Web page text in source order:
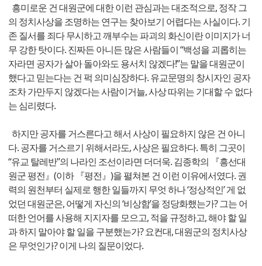
흥미로운 건 대원군에 대한 이런 관심과는 대조적으로, 정작 그
의 정치사상을 조명하는 연구는 찾아보기 어렵다는 사실이다. 기
존 질서를 죄다 무시하고 깨부수는 파괴의 화신이란 이미지가 너
무 강한 탓이다. 진짜든 아니든 많은 사람들이 “백성을 괴롭히는
자라면 공자가 살아 돌아와도 용서치 않겠다!”는 말을 대원군이
했다고 믿는다는 건 퍽 의미심장하다. 유교문명의 창시자인 공자
조차 가만두지 않겠다는 사람이거늘, 사상 따위는 기대할 수 없다
는 심리렸다.
하지만 공자를 거스른다고 해서 사상이 필요하지 않은 건 아니
다. 공자를 거스르기 위해서라도, 사상은 필요하다. 특히 그곳이
“유교 탈레반”의 나라인 조선이라면 더더욱. 김종학의 『흥선대
원군 평전』(이하 『평전』)을 펼쳐본 건 이런 이유에서였다. 권
력의 원천부터 실제로 행한 일들까지 무엇 하나 ‘정상적인’ 게 없
었던 대원군은, 어떻게 자신의 ‘비상함’을 정당화했는가? 그는 어
떠한 언어를 사용해 지지자를 모으고, 적을 규정하고, 해야 할 일
과 하지 말아야 할 일을 구분했는가? 요컨대, 대원군의 정치사상
은 무엇인가? 이게 나의 질문이었다.